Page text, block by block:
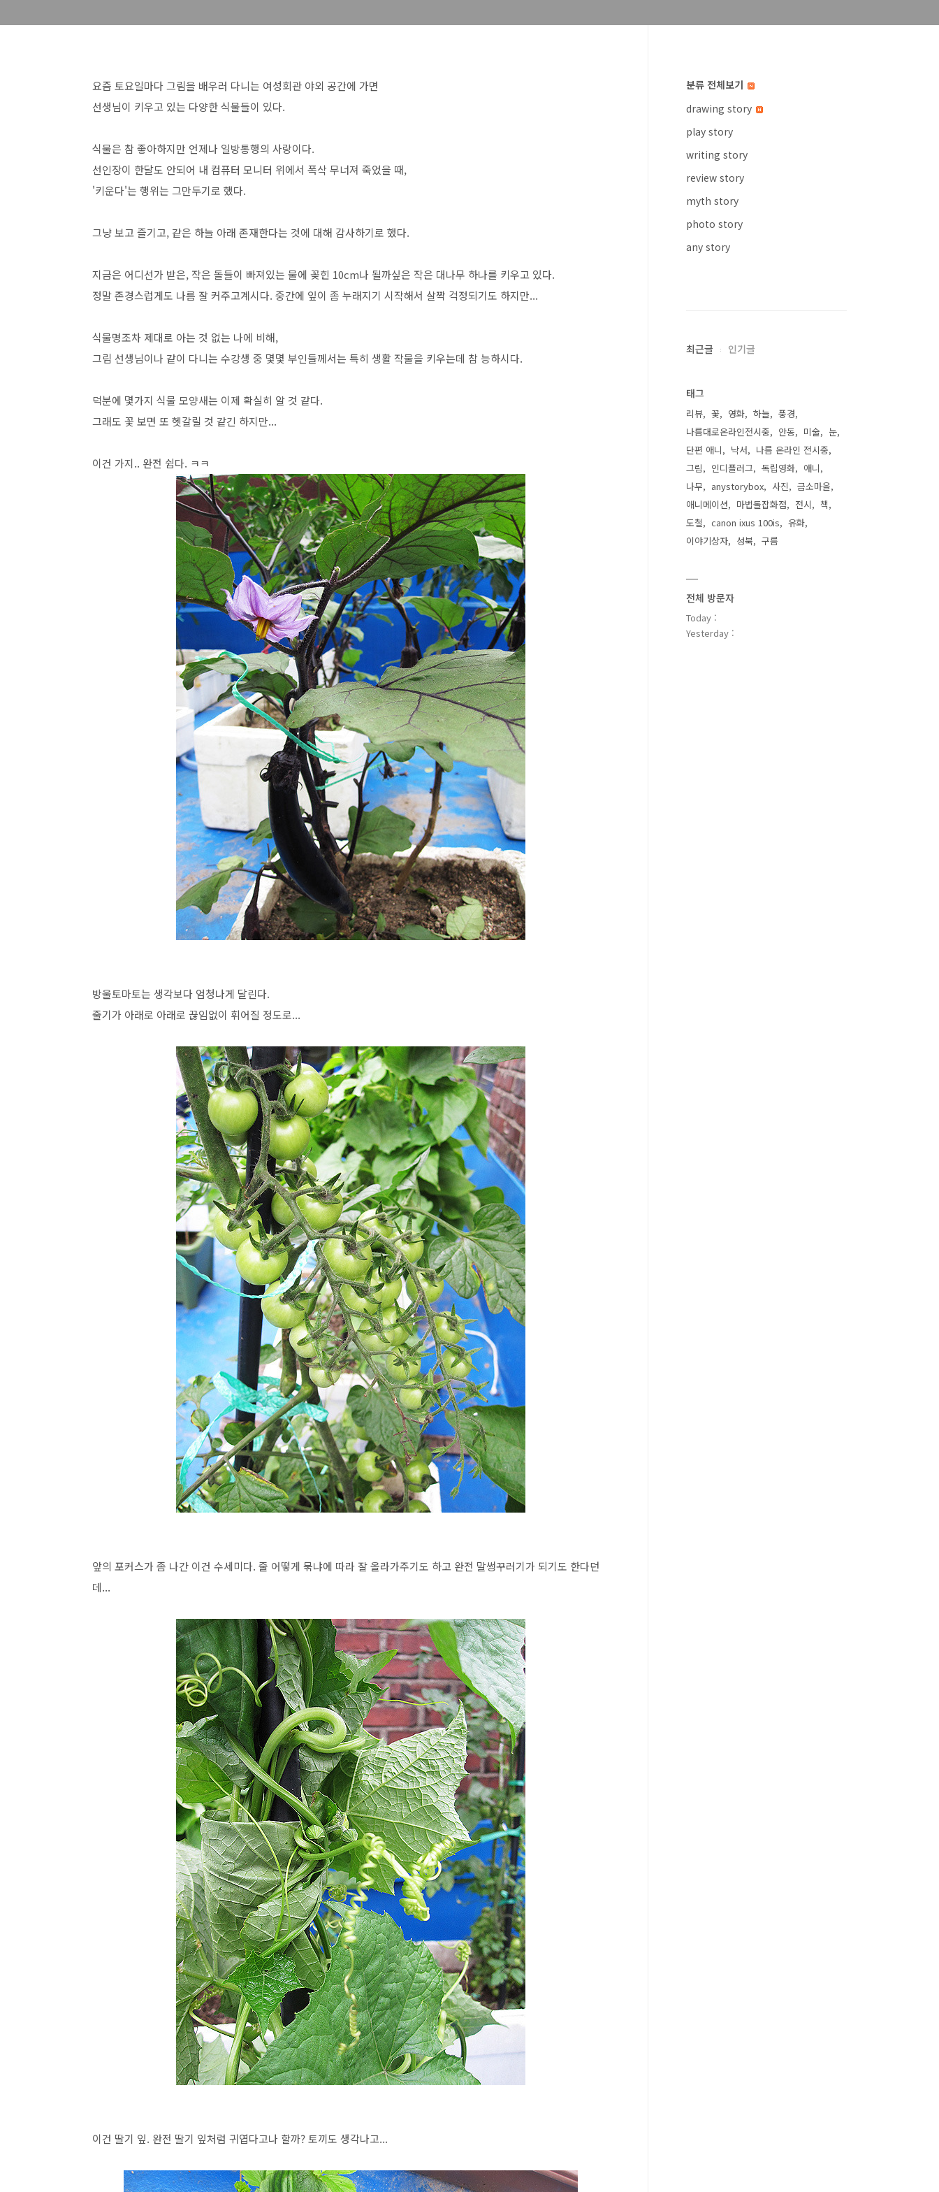
요즘 토요일마다 그림을 배우러 다니는 여성회관 야외 공간에 가면
선생님이 키우고 있는 다양한 식물들이 있다.
식물은 참 좋아하지만 언제나 일방통행의 사랑이다.
선인장이 한달도 안되어 내 컴퓨터 모니터 위에서 폭삭 무너져 죽었을 때,
'키운다'는 행위는 그만두기로 했다.
그냥 보고 즐기고, 같은 하늘 아래 존재한다는 것에 대해 감사하기로 했다.
지금은 어디선가 받은, 작은 돌들이 빠져있는 물에 꽂힌 10cm나 될까싶은 작은 대나무 하나를 키우고 있다.
정말 존경스럽게도 나름 잘 커주고계시다. 중간에 잎이 좀 누래지기 시작해서 살짝 걱정되기도 하지만...
식물명조차 제대로 아는 것 없는 나에 비해,
그림 선생님이나 같이 다니는 수강생 중 몇몇 부인들께서는 특히 생활 작물을 키우는데 참 능하시다.
덕분에 몇가지 식물 모양새는 이제 확실히 알 것 같다.
그래도 꽃 보면 또 헷갈릴 것 같긴 하지만...
이건 가지.. 완전 쉽다. ㅋㅋ
방울토마토는 생각보다 엄청나게 달린다.
줄기가 아래로 아래로 끊임없이 휘어질 정도로...
앞의 포커스가 좀 나간 이건 수세미다. 줄 어떻게 묶냐에 따라 잘 올라가주기도 하고 완전 말썽꾸러기가 되기도 한다던
데...
이건 딸기 잎. 완전 딸기 잎처럼 귀엽다고나 할까? 토끼도 생각나고...
분류 전체보기
drawing story
play story
writing story
review story
myth story
photo story
any story
최근글 인기글
태그
리뷰 꽃 영화 하늘
풍경
나름대로온라인전시중
안동 미술
눈
단편 애니
낙서
나름 온라인 전시중
그림
인디플러그 독립영화
애니
나무
anystorybox 사진
금소마을
애니메이션
마법돌잡화점 전시
책
도철
canon ixus 100is
유화
이야기상자
성북 구름
전체 방문자
Today :
Yesterday :